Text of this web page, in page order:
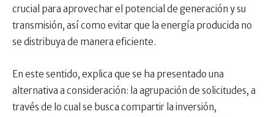
crucial para aprovechar el potencial de generación y su
transmisión, así como evitar que la energía producida no
se distribuya de manera eficiente.
En este sentido, explica que se ha presentado una
alternativa a consideración: la agrupación de solicitudes, a
través de lo cual se busca compartir la inversión,